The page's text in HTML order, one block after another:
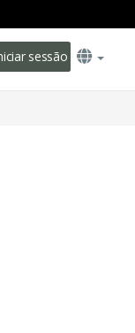
sessão